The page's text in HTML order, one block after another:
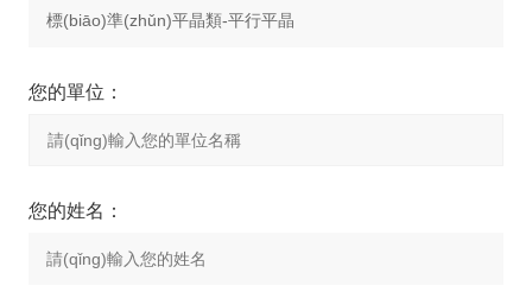
您的單位：
您的姓名：